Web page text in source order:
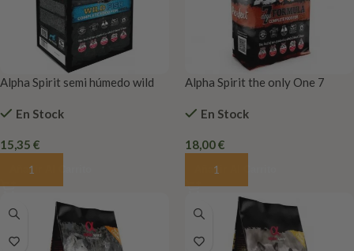
Alpha Spirit semi húmedo wild
En Stock
15,35 €
Añadir Al Carrito
Alpha Spirit the only One 7
En Stock
18,00€
Añadir Al Carrito